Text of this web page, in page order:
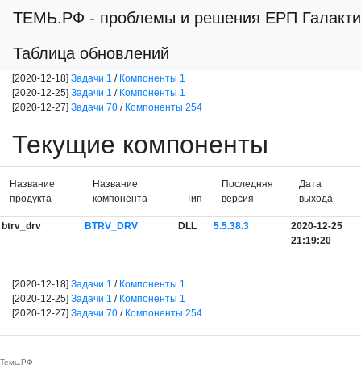
ТЕМЬ.РФ - проблемы и решения ЕРП
Таблица обновлений
[2020-12-18] Задачи 1 / Компоненты 1
[2020-12-25] Задачи 1 / Компоненты 1
[2020-12-27] Задачи 70 / Компоненты 254
Текущие компоненты
Название
продукта
Название
компонента
Тип
Последняя
версия
Дата
выхода
btrv_drv BTRV_DRV DLL 5.5.38.3
2020-12-25
21:19:20
[2020-12-18] Задачи 1 / Компоненты 1
[2020-12-25] Задачи 1 / Компоненты 1
[2020-12-27] Задачи 70 / Компоненты 254
Темь.РФ